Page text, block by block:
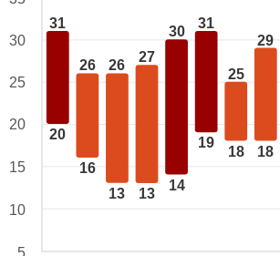
31
20
26
16
26
13
27
13
30
14
31
19
25
18
29
18
30
25
20
15
10